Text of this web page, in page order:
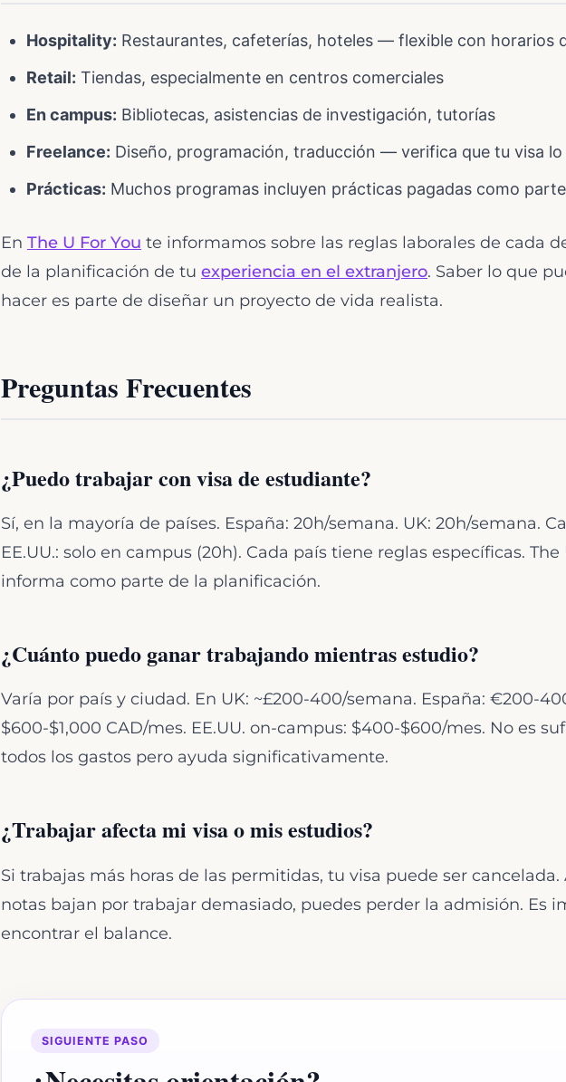
Hospitality: Restaurantes, cafeterías, hoteles — flexible con horarios
Retail: Tiendas, especialmente en centros comerciales
En campus: Bibliotecas, asistencias de investigación, tutorías
Freelance: Diseño, programación, traducción — verifica que tu visa lo
Prácticas: Muchos programas incluyen prácticas pagadas como
En The U For You te informamos sobre las reglas laborales de cada
de la planificación de tu experiencia en el extranjero. Saber lo que
hacer es parte de diseñar un proyecto de vida realista.
Preguntas Frecuentes
¿Puedo trabajar con visa de estudiante?
Sí, en la mayoría de países. España: 20h/semana. UK: 20h/semana.
EE.UU.: solo en campus (20h). Cada país tiene reglas específicas. The
informa como parte de la planificación.
¿Cuánto puedo ganar trabajando mientras estudio?
Varía por país y ciudad. En UK: ~£200-400/semana. España: €200-
$600-$1,000 CAD/mes. EE.UU. on-campus: $400-$600/mes. No es
todos los gastos pero ayuda significativamente.
¿Trabajar afecta mi visa o mis estudios?
Si trabajas más horas de las permitidas, tu visa puede ser cancelada.
notas bajan por trabajar demasiado, puedes perder la admisión. Es
encontrar el balance.
SIGUIENTE PASO